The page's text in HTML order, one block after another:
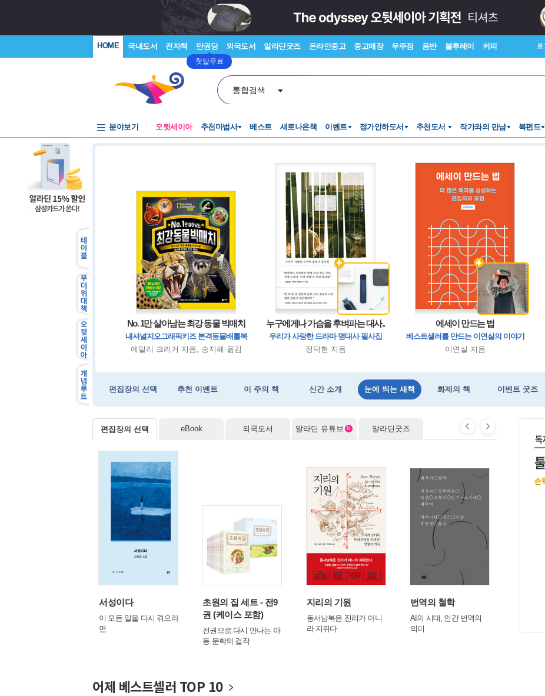
HOME 국내도서 전자책 만권당
첫달무료
외국도서 알라딘굿즈 온라인중고 중고매장 우주점 음반 블루레이 커피 로
통합검색
분야보기 오뒷세이아 추천마법사 베스트 새로나온책 이벤트 정가인하도서 추천도서 작가와의 만남 북펀드
서성이다
이 모든 일을 다시 겪으라면
장강명 지음
초원의 집 세트 - 전9권
전권 재출간된 아동 문학의 걸작
로라 잉걸스 와일더, 가스 윌리엄즈
지리의 기원
동서남북은 진리가 아니라 지위다
제리 브로턴 지음, 박세연 옮김
나를 우습게 봤겠지만
<뉴욕 타임스> 스릴러 압도적 베스트
베라 쿠리안 지음, 강동혁 옮김
투명한 나선
영원히 기억될 '우리 시대의 작가'
히가시노 게이고 지음, 김선영 옮김
인 더 메가처치
2026 일본 서점대상 1위
아사이 료 지음, 송태욱 옮김
여름, 책 세트
미국 MZ세대 피드를 점령한 화제작
에밀리 헨리 지음, 이미정 옮김
우리는 모두 한 편의 시로부터
김사인·안도현 추천! 41편 시의 정원
김기택.조용미 외 지음, 이종민 엮음
깨달은 들짐승처럼 살기로 했다
불안과 비교에 휘둘리지 않는 태도
한그루(뉴욕털게) 지음
No. 1만 살아남는 최강 동물 빅매치
내셔널지오그래픽키즈 본격동물배틀북
에밀리 크리거 지음, 송지혜 옮김
누구에게나 가슴을 후벼파는 대사..
우리가 사랑한 드라마 명대사 필사집
정덕현 지음
에세이 만드는 법
베스트셀러를 만드는 이연실의 이야기
이연실 지음
편집장의 선택 추천 이벤트 이 주의 책 신간 소개 눈에 띄는 새책 화제의 책 이벤트 굿즈
편집장의 선택 eBook 외국도서 알라딘 유튜브 N 알라딘굿즈
서성이다
이 모든 일을 다시 겪으라
면
초원의 집 세트 - 전9
권 (케이스 포함)
전권으로 다시 만나는 아
동 문학의 걸작
지리의 기원
동서남북은 진리가 아니
라 지위다
번역의 철학
AI의 시대, 인간 번역의
의미
어제 베스트셀러 TOP 10